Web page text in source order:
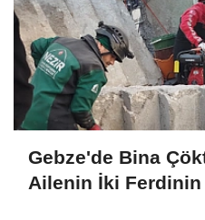
Gebze'de Bina
Ailenin İki Ferdinin